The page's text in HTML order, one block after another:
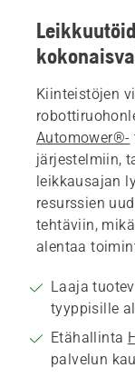
Kiinteistöjen
Automower®-
järjestelmiin,
leikkausajan
resurssien
tehtäviin,
alentaa
Laaja
tyyppisille
Etähallinta
palvelun